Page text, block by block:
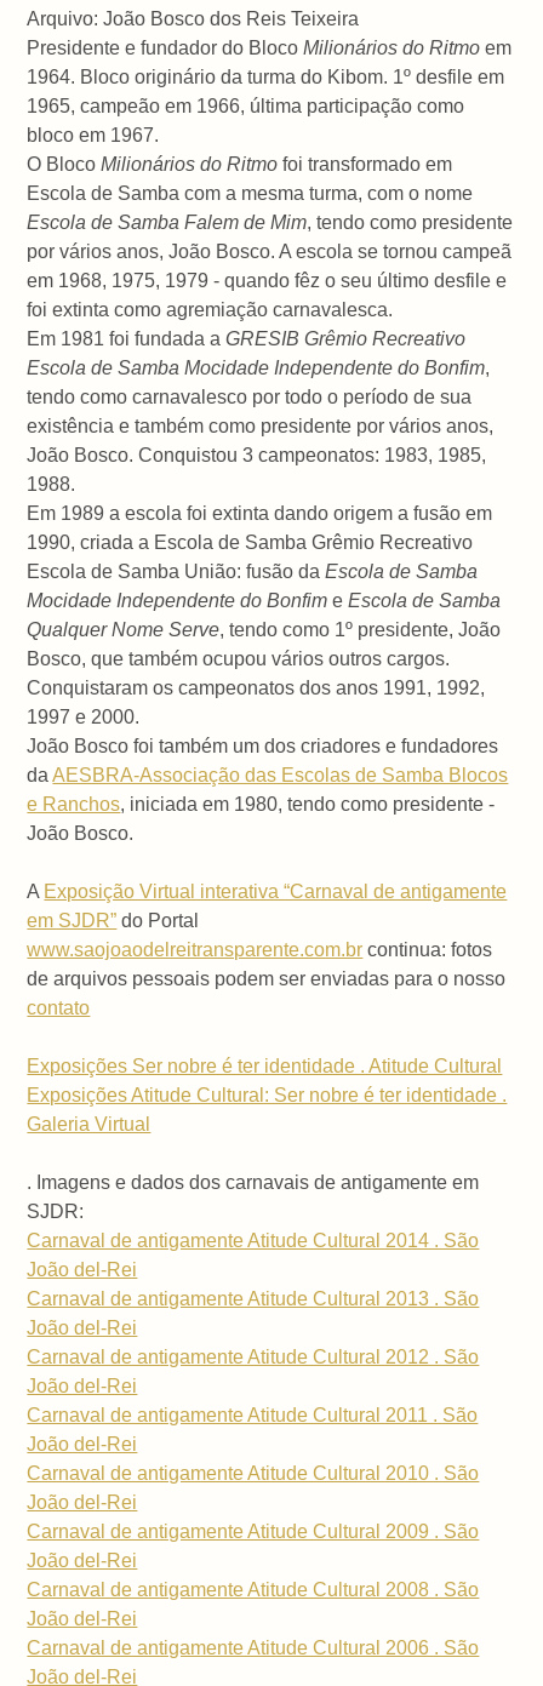
Arquivo: João Bosco dos Reis Teixeira
Presidente e fundador do BlocoMilionários do Ritmo em
1964. Bloco originário da turma do Kibom. 1º desfile em
1965, campeão em 1966, última participação como
bloco em 1967.
O BlocoMilionários do Ritmo foi transformado em
Escola de Samba com a mesma turma, com o nome
Escola de Samba Falem de Mim, tendo como presidente
por vários anos, João Bosco. A escola se tornou campeã
em 1968, 1975, 1979 - quando fêz o seu último desfile e
foi extinta como agremiação carnavalesca.
Em 1981 foi fundada aGRESIB Grêmio Recreativo
Escola de Samba Mocidade Independente do Bonfim,
tendo como carnavalesco por todo o período de sua
existência e também como presidente por vários anos,
João Bosco. Conquistou 3 campeonatos: 1983, 1985,
1988.
Em 1989 a escola foi extinta dando origem a fusão em
1990, criada a Escola de Samba Grêmio Recreativo
Escola de Samba União: fusão daEscola de Samba
Mocidade Independente do Bonfim eEscola de Samba
Qualquer Nome Serve, tendo como 1º presidente, João
Bosco, que também ocupou vários outros cargos.
Conquistaram os campeonatos dos anos 1991, 1992,
1997 e 2000.
João Bosco foi também um dos criadores e fundadores
daAESBRA-Associação das Escolas de Samba Blocos
e Ranchos, iniciada em 1980, tendo como presidente -
João Bosco.
A Exposição Virtual interativa “Carnaval de antigamente
em SJDR” do Portal
www.saojoaodelreitransparente.com.br continua: fotos
de arquivos pessoais podem ser enviadas para o nosso
contato
Exposições Ser nobre é ter identidade . Atitude Cultural
Exposições Atitude Cultural: Ser nobre é ter identidade .
Galeria Virtual
. Imagens e dados dos carnavais de antigamente em
SJDR:
Carnaval de antigamente Atitude Cultural 2014 . São
João del-Rei
Carnaval de antigamente Atitude Cultural 2013 . São
João del-Rei
Carnaval de antigamente Atitude Cultural 2012 . São
João del-Rei
Carnaval de antigamente Atitude Cultural 2011 . São
João del-Rei
Carnaval de antigamente Atitude Cultural 2010 . São
João del-Rei
Carnaval de antigamente Atitude Cultural 2009 . São
João del-Rei
Carnaval de antigamente Atitude Cultural 2008 . São
João del-Rei
Carnaval de antigamente Atitude Cultural 2006 . São
João del-Rei